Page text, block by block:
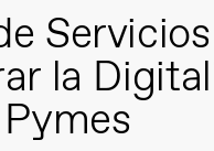
la